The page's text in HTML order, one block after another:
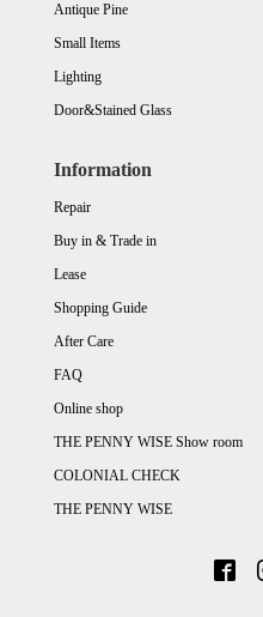
Antique Pine
Small Items
Lighting
Door&Stained Glass
Information
Repair
Buy in & Trade in
Lease
Shopping Guide
After Care
FAQ
Online shop
THE PENNY WISE Show room
COLONIAL CHECK
THE PENNY WISE